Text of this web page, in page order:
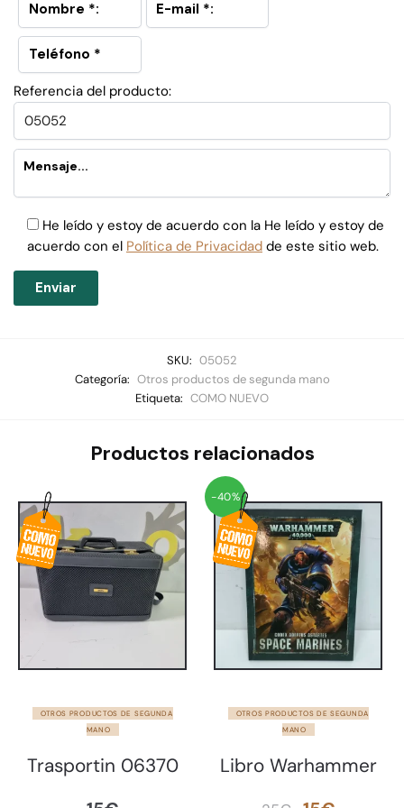
Referencia del producto:
He leído y estoy de acuerdo con la He leído y estoy de
acuerdo con el Política de Privacidad de este sitio web.
SKU: 05052
Categoría: Otros productos de segunda mano
Etiqueta: COMO NUEVO
Productos relacionados
OTROS PRODUCTOS DE SEGUNDA
MANO
Trasportin 06370
-40%
OTROS PRODUCTOS DE SEGUNDA
MANO
Libro Warhammer